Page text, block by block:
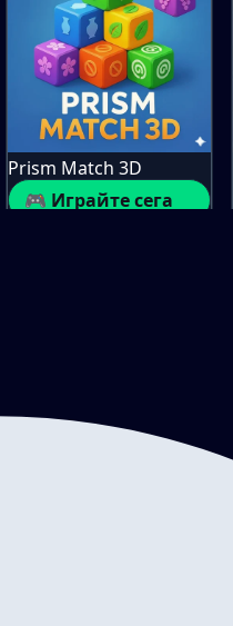
Prism Match 3D
🎮 Играйте сега